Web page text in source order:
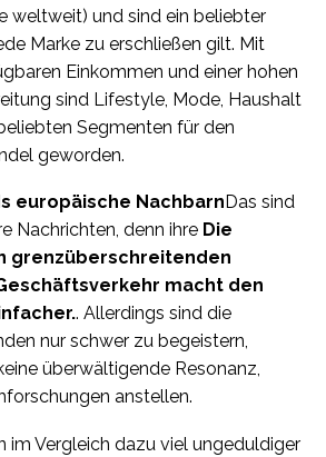
weltweit) und sind ein beliebter
Marke zu erschließen gilt. Mit
Einkommen und einer hohen
sind Lifestyle, Mode, Haushalt
Segmenten für den
geworden.
europäische NachbarnDas sind
Nachrichten, denn ihre Die
grenzüberschreitenden
macht den
. Allerdings sind die
nur schwer zu begeistern,
überwältigende Resonanz,
anstellen.
im Vergleich dazu viel ungeduldiger